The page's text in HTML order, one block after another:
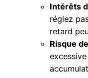
Intérêts
réglez
retard
Risque